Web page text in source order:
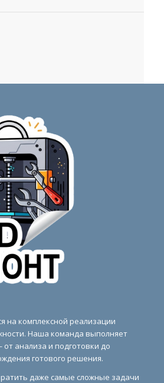
на комплексной реализации
Наша команда выполняет
анализа и подготовки до
готового решения.
даже самые сложные задачи